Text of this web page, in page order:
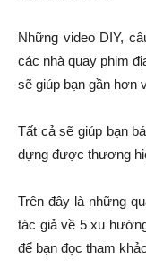
Những video DIY,
các nhà quay phim
sẽ giúp bạn gần hơn
Tất cả sẽ giúp bạn
dựng được thương
Trên đây là những
tác giả về 5 xu
để bạn đọc tham